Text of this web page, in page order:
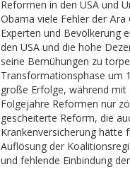
Reformen in den USA und
Obama viele Fehler der
Experten und Bevölkerung
den USA und die hohe
seine Bemühungen zu
Transformationsphase um
große Erfolge, während
Folgejahre Reformen nur
gescheiterte Reform, die
Krankenversicherung hätte
Auflösung der
und fehlende Einbindung